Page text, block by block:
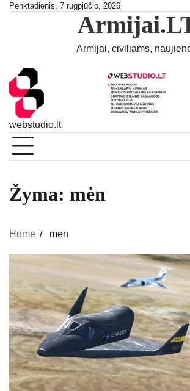
SkipPenktadienis, 7 rugpjūčio, 2026
Armijai, civiliams,
webstudio.lt
Žyma: mėn
Home mėn